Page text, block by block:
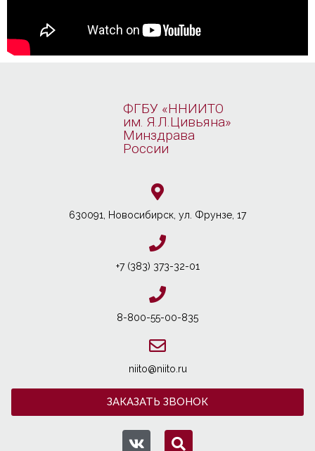
ФГБУ «ННИИТО
им. Я.Л.Цивьяна»
Минздрава
России
630091, Новосибирcк, ул. Фрунзе, 17
+7 (383) 373-32-01
8-800-55-00-835
niito@niito.ru
ЗАКАЗАТЬ ЗВОНОК